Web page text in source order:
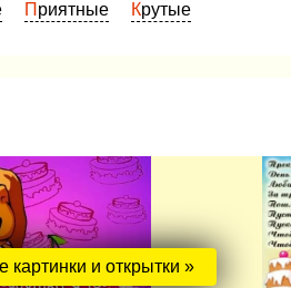
Приятные Крутые
картинки и открытки »